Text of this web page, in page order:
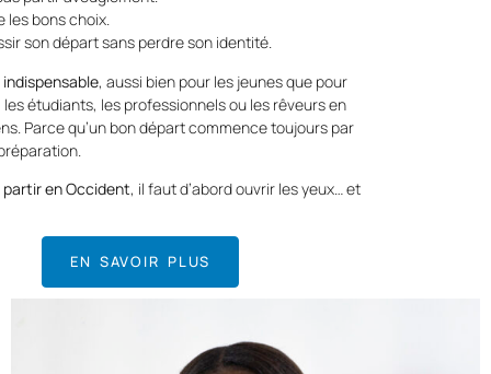
les bons choix.
son départ sans perdre son identité.
, aussi bien pour les jeunes que pour
étudiants, les professionnels ou les rêveurs en
Parce qu’un bon départ commence toujours par
partir en Occident, il faut d’abord ouvrir les yeux… et
EN SAVOIR PLUS